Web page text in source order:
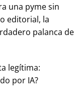
una pyme sin
editorial, la
palanca de
legítima:
por IA?